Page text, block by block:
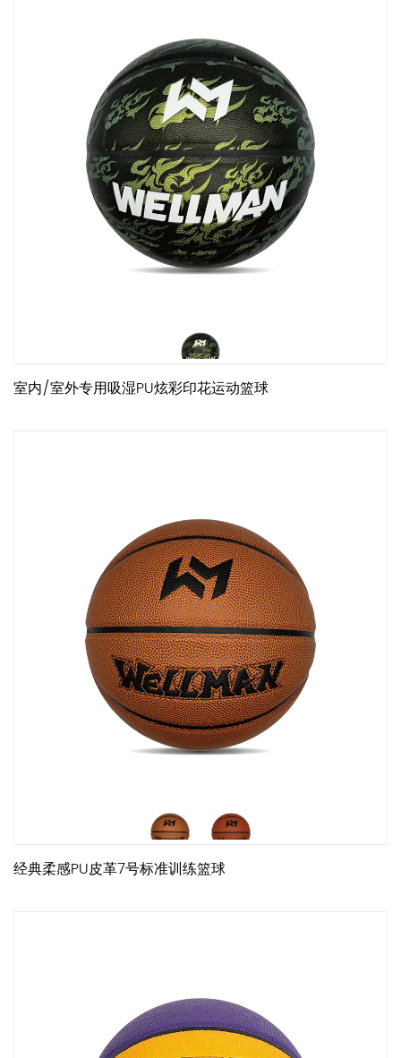
室内/室外专用吸湿PU炫彩印花运动篮球
经典柔感PU皮革7号标准训练篮球